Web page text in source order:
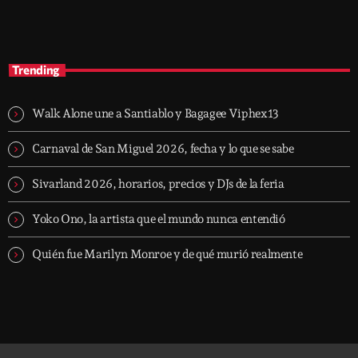
Trending
Walk Alone une a Santiablo y Bagagee Viphex13
Carnaval de San Miguel 2026, fecha y lo que se sabe
Sivarland 2026, horarios, precios y DJs de la feria
Yoko Ono, la artista que el mundo nunca entendió
Quién fue Marilyn Monroe y de qué murió realmente